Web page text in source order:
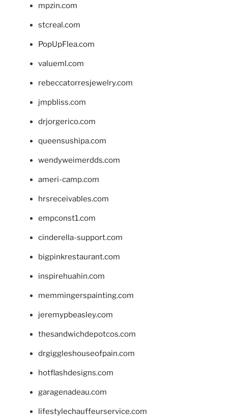
mpzin.com
stcreal.com
PopUpFlea.com
valueml.com
rebeccatorresjewelry.com
jmpbliss.com
drjorgerico.com
queensushipa.com
wendyweimerdds.com
ameri-camp.com
hrsreceivables.com
empconst1.com
cinderella-support.com
bigpinkrestaurant.com
inspirehuahin.com
memmingerspainting.com
jeremypbeasley.com
thesandwichdepotcos.com
drgiggleshouseofpain.com
hotflashdesigns.com
garagenadeau.com
lifestylechauffeurservice.com